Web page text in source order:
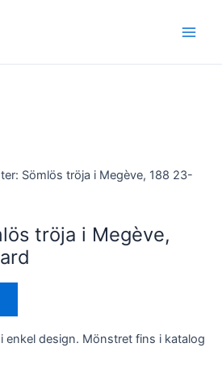
Sömlös tröja i Megève, 188 23-
tröja i Megève,
enkel design. Mönstret fins i katalog